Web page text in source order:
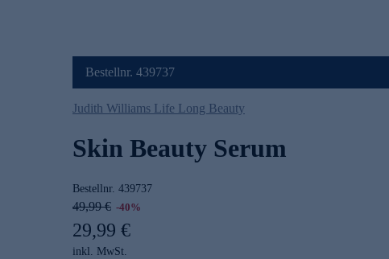
Bestellnr. 439737
Judith Williams Life Long Beauty
Skin Beauty Serum
Bestellnr. 439737
49,99 € -40%
29,99 €
inkl. MwSt.